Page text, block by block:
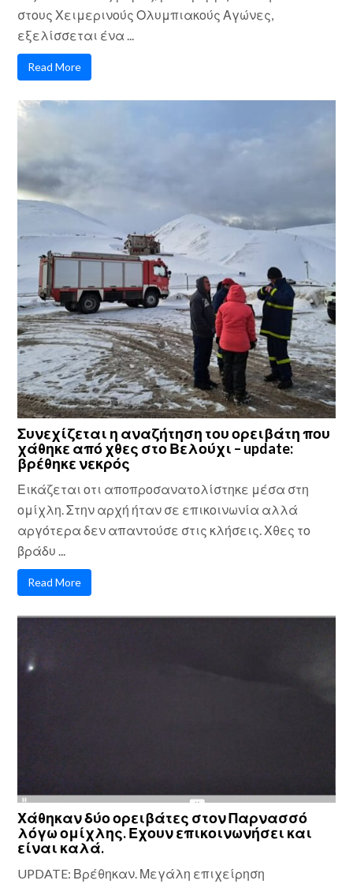
στους Χειμερινούς Ολυμπιακούς Αγώνες,
εξελίσσεται ένα ...
Read More
Συνεχίζεται η αναζήτηση του ορειβάτη που
χάθηκε από χθες στο Βελούχι – update:
βρέθηκε νεκρός
Εικάζεται οτι αποπροσανατολίστηκε μέσα στη
ομίχλη. Στην αρχή ήταν σε επικοινωνία αλλά
αργότερα δεν απαντούσε στις κλήσεις. Χθες το
βράδυ ...
Read More
Χάθηκαν δύο ορειβάτες στον Παρνασσό
λόγω ομίχλης. Εχουν επικοινωνήσει και
είναι καλά.
UPDATE: Βρέθηκαν. Μεγάλη επιχείρηση